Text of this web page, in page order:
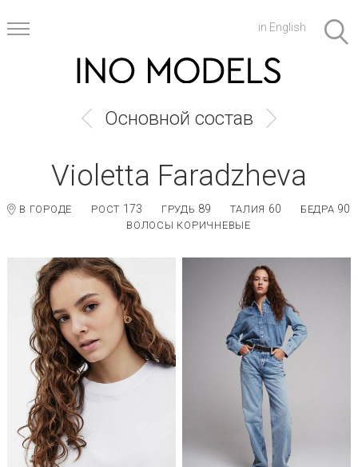
in English
Основной состав
Violetta Faradzheva
В ГОРОДЕ РОСТ 173 ГРУДЬ 89 ТАЛИЯ 60 БЕДРА 90
ВОЛОСЫ КОРИЧНЕВЫЕ